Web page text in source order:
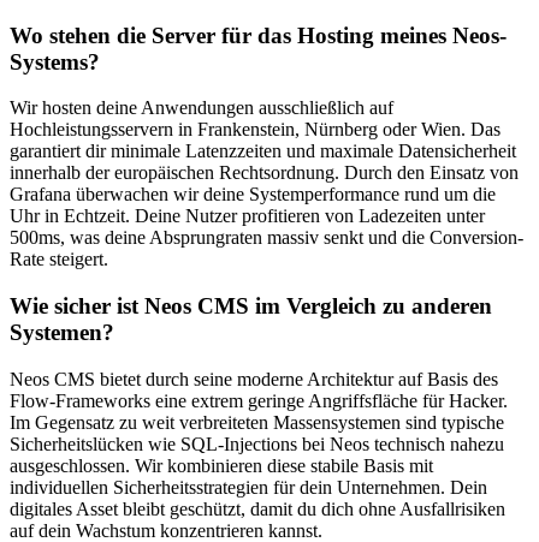
Wo stehen die Server für das Hosting meines Neos-
Systems?
Wir hosten deine Anwendungen ausschließlich auf
Hochleistungsservern in Frankenstein, Nürnberg oder Wien. Das
garantiert dir minimale Latenzzeiten und maximale Datensicherheit
innerhalb der europäischen Rechtsordnung. Durch den Einsatz von
Grafana überwachen wir deine Systemperformance rund um die
Uhr in Echtzeit. Deine Nutzer profitieren von Ladezeiten unter
500ms, was deine Absprungraten massiv senkt und die Conversion-
Rate steigert.
Wie sicher ist Neos CMS im Vergleich zu anderen
Systemen?
Neos CMS bietet durch seine moderne Architektur auf Basis des
Flow-Frameworks eine extrem geringe Angriffsfläche für Hacker.
Im Gegensatz zu weit verbreiteten Massensystemen sind typische
Sicherheitslücken wie SQL-Injections bei Neos technisch nahezu
ausgeschlossen. Wir kombinieren diese stabile Basis mit
individuellen Sicherheitsstrategien für dein Unternehmen. Dein
digitales Asset bleibt geschützt, damit du dich ohne Ausfallrisiken
auf dein Wachstum konzentrieren kannst.